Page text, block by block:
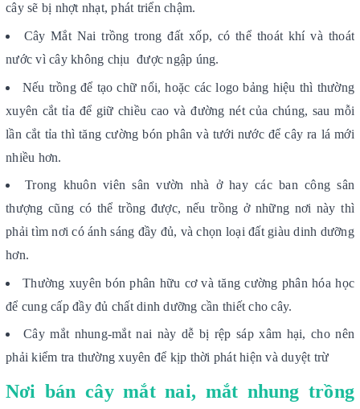
cây sẽ bị nhợt nhạt, phát triển chậm.
Cây Mắt Nai trồng trong đất xốp, có thể thoát khí và thoát
nước vì cây không chịu được ngập úng.
Nếu trồng để tạo chữ nổi, hoặc các logo bảng hiệu thì thường
xuyên cắt tỉa để giữ chiều cao và đường nét của chúng, sau mỗi
lần cắt tỉa thì tăng cường bón phân và tưới nước để cây ra lá mới
nhiều hơn.
Trong khuôn viên sân vườn nhà ở hay các ban công sân
thượng cũng có thể trồng được, nếu trồng ở những nơi này thì
phải tìm nơi có ánh sáng đầy đủ, và chọn loại đất giàu dinh dưỡng
hơn.
Thường xuyên bón phân hữu cơ và tăng cường phân hóa học
để cung cấp đầy đủ chất dinh dưỡng cần thiết cho cây.
Cây mắt nhung-mắt nai này dễ bị rệp sáp xâm hại, cho nên
phải kiểm tra thường xuyên để kịp thời phát hiện và duyệt trừ
Nơi bán cây mắt nai, mắt nhung trồng